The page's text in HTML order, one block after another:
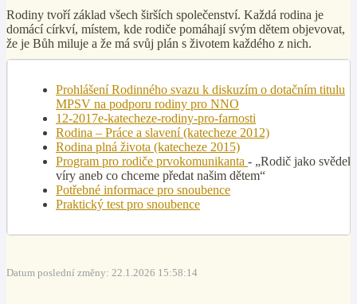
Rodiny tvoří základ všech širších společenství. Každá rodina je
domácí církví, místem, kde rodiče pomáhají svým dětem objevovat,
že je Bůh miluje a že má svůj plán s životem každého z nich.
Prohlášení Rodinného svazu k diskuzím o dotačním titulu
MPSV na podporu rodiny pro NNO
12-2017e-katecheze-rodiny-pro-farnosti
Rodina – Práce a slavení (katecheze 2012)
Rodina plná života (katecheze 2015)
Program pro rodiče prvokomunikanta - „Rodič jako svědek
víry aneb co chceme předat našim dětem“
Potřebné informace pro snoubence
Praktický test pro snoubence
Datum poslední změny: 22.1.2026 15:58:14